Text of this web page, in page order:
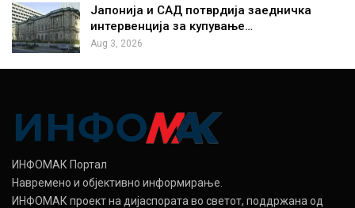
Јапонија и САД потврдија заедничка
интервенција за купување…
Aug 3, 2026
ИНФОМАК Портал
Навремено и објективно информирање.
ИНФОМАК проект на дијаспората во светот, поддржана од